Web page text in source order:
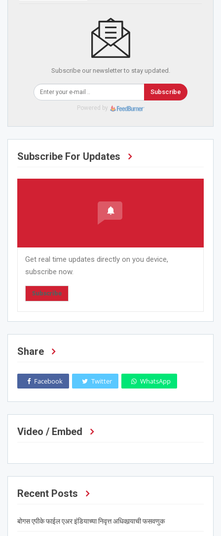
Subscribe our newsletter to stay updated.
Subscribe
Powered by
Subscribe For Updates
Get real time updates directly on you device,
subscribe now.
Subscribe
Share
Facebook Twitter WhatsApp
Video / Embed
Recent Posts
बोगस एपीके फाईल एअर इंडियाच्या निवृत्त अधिकार्‍याची फसवणुक